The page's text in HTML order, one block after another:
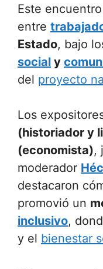
Este
entre
Estado, bajo
social y
del proyecto
Los
(historiador y
(economista),
moderador
destacaron
promovió un
inclusivo,
y el bienestar